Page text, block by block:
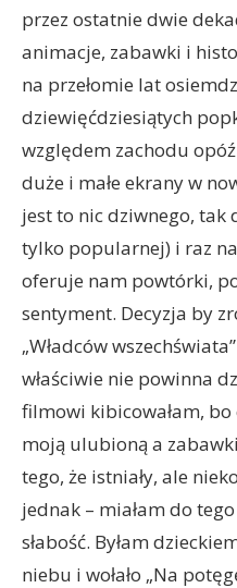
przez ostatnie dwie
animacje, zabawki i
na przełomie lat
dziewięćdziesiątych
względem zachodu
duże i małe ekrany w
jest to nic dziwnego, tak
tylko popularnej) i raz
oferuje nam powtórki,
sentyment. Decyzja by
„Władców
właściwie nie powinna
filmowi kibicowałam, bo
moją ulubioną a
tego, że istniały, ale
jednak – miałam do
słabość. Byłam
niebu i wołało „Na